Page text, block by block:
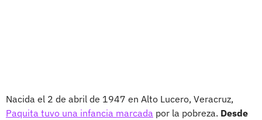
Nacida el 2 de abril de 1947 en Alto Lucero, Veracruz,
Paquita tuvo una infancia marcada por la pobreza. Desde